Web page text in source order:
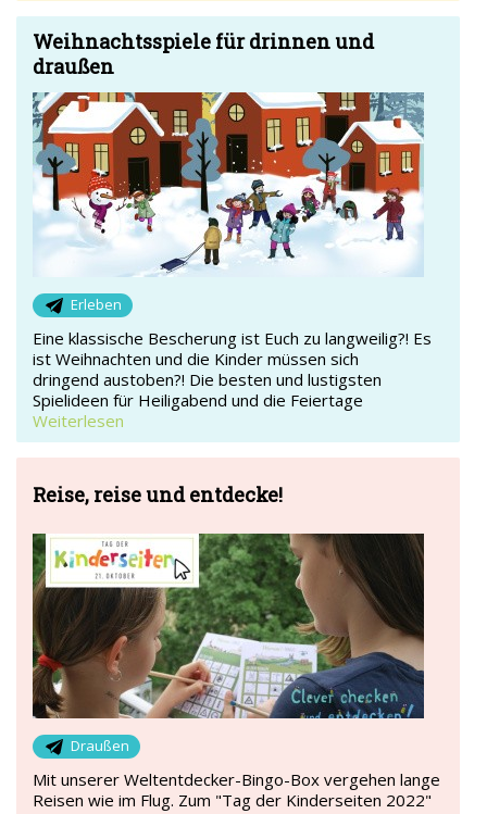
Weihnachtsspiele für drinnen und
draußen
Erleben
Eine klassische Bescherung ist Euch zu langweilig?! Es
ist Weihnachten und die Kinder müssen sich
dringend austoben?! Die besten und lustigsten
Spielideen für Heiligabend und die Feiertage
Weiterlesen
Reise, reise und entdecke!
Draußen
Mit unserer Weltentdecker-Bingo-Box vergehen lange
Reisen wie im Flug. Zum "Tag der Kinderseiten 2022"